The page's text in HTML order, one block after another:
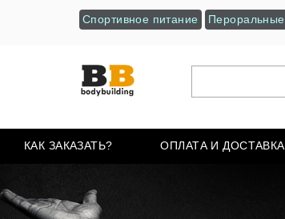
Спортивное питание Пероральные
КАК ЗАКАЗАТЬ? ОПЛАТА И ДОСТАВКА